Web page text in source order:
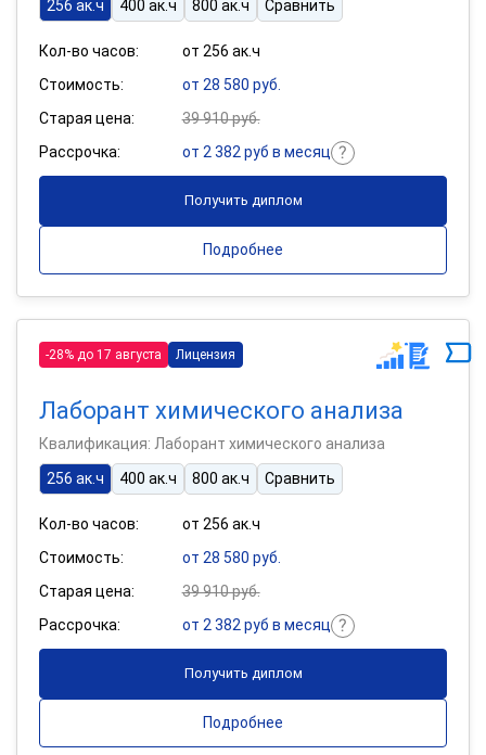
256 ак.ч
400 ак.ч 800 ак.ч Сравнить
Кол-во часов:
от 256 ак.ч
Стоимость:
от 28 580 руб.
Старая цена:
39 910 руб.
Рассрочка:
от 2 382 руб в месяц
Получить диплом
Подробнее
-28% до 17 августа Лицензия
Лаборант химического анализа
Квалификация: Лаборант химического анализа
256 ак.ч
400 ак.ч 800 ак.ч Сравнить
Кол-во часов:
от 256 ак.ч
Стоимость:
от 28 580 руб.
Старая цена:
39 910 руб.
Рассрочка:
от 2 382 руб в месяц
Получить диплом
Подробнее